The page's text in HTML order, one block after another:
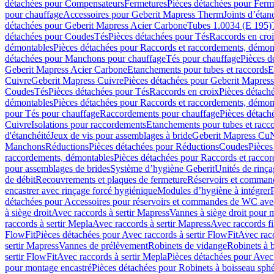
détachées pour CompensateursFermeturesPièces détachées pour
pour chauffageAccessoires pour Geberit Mapress ThermJoints
détachées pour Geberit Mapress Acier CarboneTubes 1.0034 (E 195)
détachées pour CoudesTésPièces détachées pour TésRaccords en
démontablesPièces détachées pour Raccords et raccordements,
détachées pour Manchons pour chauffageTés pour chauffagePièces
Geberit Mapress Acier CarboneEtanchements pour tubes et raccords
CuivreGeberit Mapress CuivrePièces détachées pour Geberit
CoudesTésPièces détachées pour TésRaccords en croixPièces
démontablesPièces détachées pour Raccords et raccordements,
pour Tés pour chauffageRaccordements pour chauffagePièces
CuivreIsolations pour raccordementsEtanchements pour tubes et
d'étanchéitéJeux de vis pour assemblages à brideGeberit Mapress
ManchonsRéductionsPièces détachées pour RéductionsCoudes
raccordements, démontablesPièces détachées pour Raccords et
pour assemblages de bridesSystème d’hygiène GeberitUnités de
de débitRecouvrements et plaques de fermetureRéservoirs et
encastrer avec rinçage forcé hygiéniqueModules d’hygiène à intégrer
détachées pour Accessoires pour réservoirs et commandes de WC
à siège droitAvec raccords à sertir MapressVannes à siège droit pour
raccords à sertir MeplaAvec raccords à sertir MapressAvec raccords
FlowFitPièces détachées pour Avec raccords à sertir FlowFitAvec
sertir MapressVannes de prélèvementRobinets de vidangeRobinets à
sertir FlowFitAvec raccords à sertir MeplaPièces détachées pour
pour montage encastréPièces détachées pour Robinets à boisseau